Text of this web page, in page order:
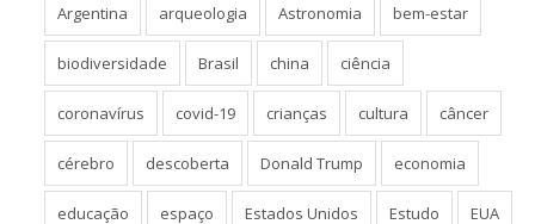
Argentina arqueologia Astronomia bem-estar
biodiversidade Brasil china ciência
coronavírus covid-19 crianças cultura câncer
cérebro descoberta Donald Trump economia
educação espaço Estados Unidos Estudo EUA